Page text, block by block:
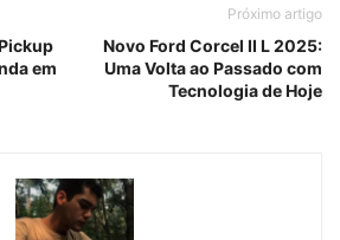
em
Próximo artigo
Novo Ford Corcel II L 2025:
Uma Volta ao Passado com
Tecnologia de Hoje